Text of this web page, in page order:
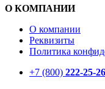
О КОМПАНИИ
О компании
Реквизиты
Политика
+7 (800) 222-25-26